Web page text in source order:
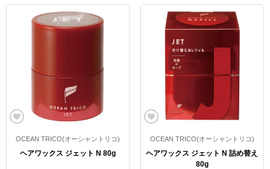
OCEAN TRICO(オーシャントリコ)
ヘアワックス ジェット N 80g
OCEAN TRICO(オーシャントリコ)
ヘアワックス ジェット N 詰め替え
80g